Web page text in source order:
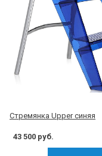
Стремянка Upper синяя
43 500 руб.